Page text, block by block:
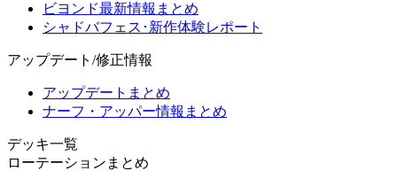
ビヨンド最新情報まとめ
シャドバフェス･新作体験レポート
アップデート/修正情報
アップデートまとめ
ナーフ・アッパー情報まとめ
デッキ一覧
ローテーションまとめ